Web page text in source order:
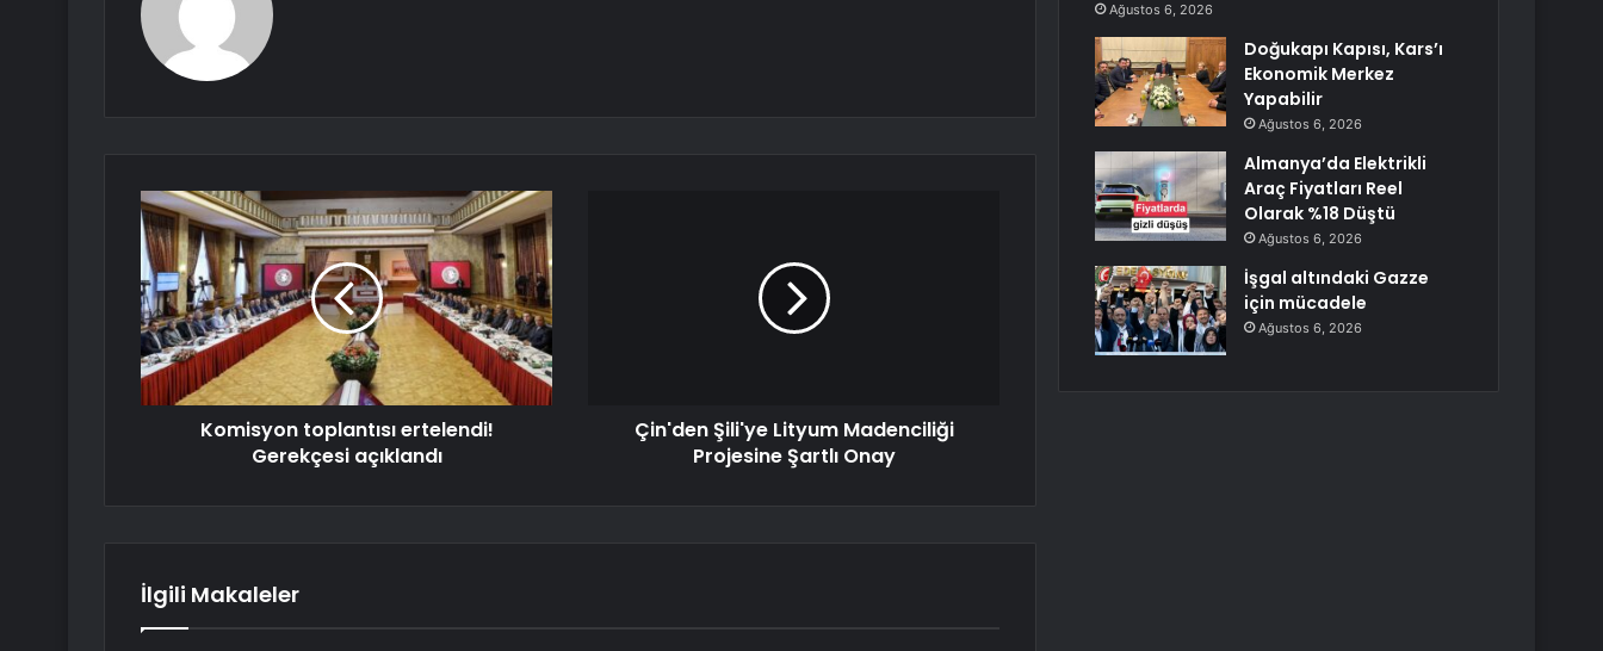
Komisyon toplantısı ertelendi!
Gerekçesi açıklandı
Çin'den Şili'ye Lityum Madenciliği
Projesine Şartlı Onay
İlgili Makaleler
Ağustos 6, 2026
Doğukapı Kapısı, Kars’ı
Ekonomik Merkez
Yapabilir
Ağustos 6, 2026
Almanya’da Elektrikli
Araç Fiyatları Reel
Olarak %18 Düştü
Ağustos 6, 2026
İşgal altındaki Gazze
için mücadele
Ağustos 6, 2026